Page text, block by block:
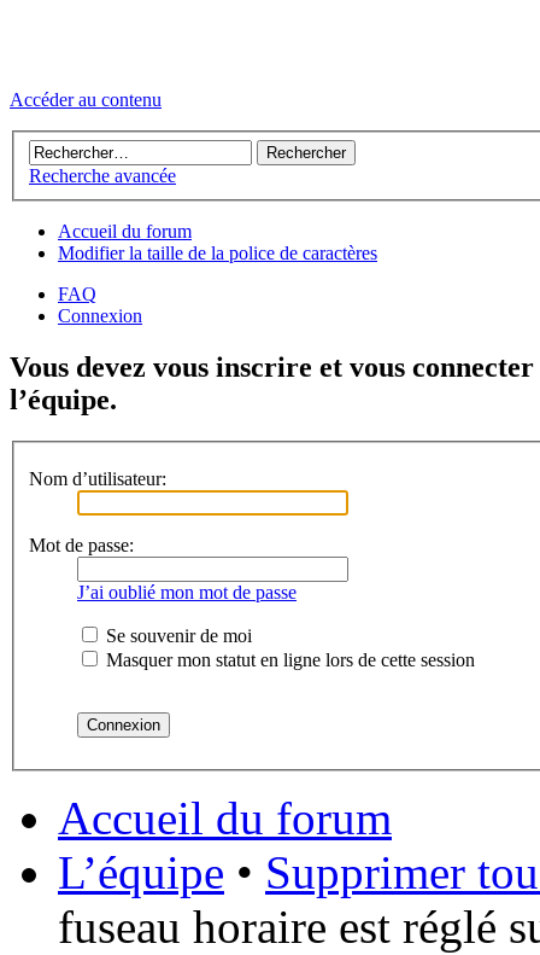
Accéder au contenu
Recherche avancée
Accueil du forum
Modifier la taille de la police de caractères
FAQ
Connexion
Vous devez vous inscrire et vous
l’équipe.
Nom d’utilisateur:
Mot de passe:
J’ai oublié mon mot de passe
Se souvenir de moi
Masquer mon statut en ligne lors de cette session
Accueil du forum
L’équipe • Supprimer
fuseau horaire est réglé